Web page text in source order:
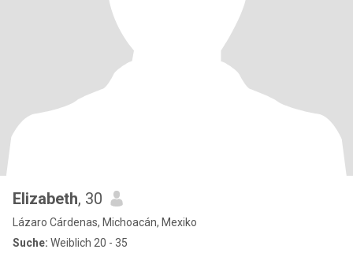
Elizabeth, 30
Lázaro Cárdenas, Michoacán, Mexiko
Suche: Weiblich 20 - 35